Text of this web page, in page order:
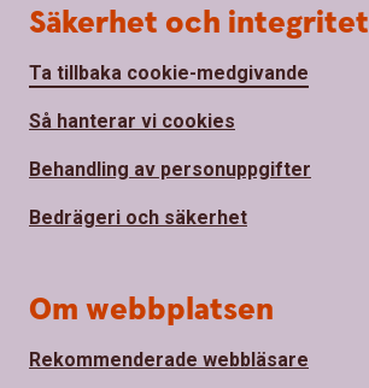
Säkerhet och integritet
Ta tillbaka cookie-medgivande
Så hanterar vi cookies
Behandling av personuppgifter
Bedrägeri och säkerhet
Om webbplatsen
Rekommenderade webbläsare